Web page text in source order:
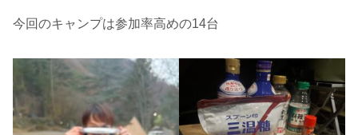
今回のキャンプは参加率高めの14台